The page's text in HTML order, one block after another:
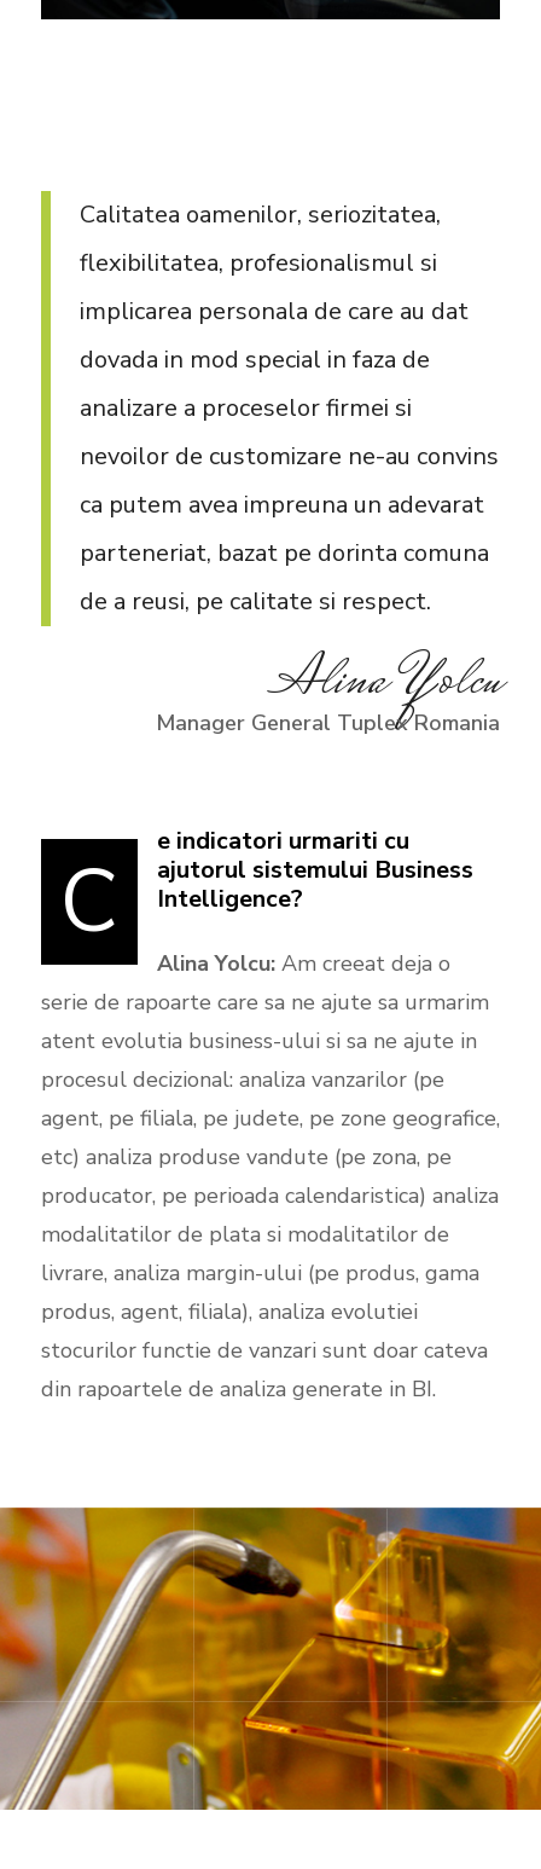
Calitatea oamenilor, seriozitatea,
flexibilitatea, profesionalismul si
implicarea personala de care au dat
dovada in mod special in faza de
analizare a proceselor firmei si
nevoilor de customizare ne-au convins
ca putem avea impreuna un adevarat
parteneriat, bazat pe dorinta comuna
de a reusi, pe calitate si respect.
Alina Yolcu
Manager General Tuplex Romania
C
e indicatori urmariti cu
ajutorul sistemului Business
Intelligence?
Alina Yolcu:Am creeat deja o
serie de rapoarte care sa ne ajute sa urmarim
atent evolutia business-ului si sa ne ajute in
procesul decizional: analiza vanzarilor (pe
agent, pe filiala, pe judete, pe zone geografice,
etc) analiza produse vandute (pe zona, pe
producator, pe perioada calendaristica) analiza
modalitatilor de plata si modalitatilor de
livrare, analiza margin-ului (pe produs, gama
produs, agent, filiala), analiza evolutiei
stocurilor functie de vanzari sunt doar cateva
din rapoartele de analiza generate in BI.